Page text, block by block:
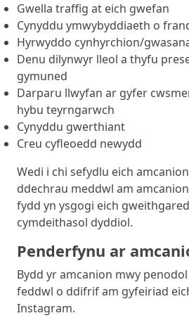
Gwella traffig at eich gwefan
Cynyddu ymwybyddiaeth o
Hyrwyddo cynhyrchion/
Denu dilynwyr lleol a thyfu
gymuned
Darparu llwyfan ar gyfer
hybu teyrngarwch
Cynyddu gwerthiant
Creu cyfleoedd newydd
Wedi i chi sefydlu eich
ddechrau meddwl am
fydd yn ysgogi eich
cymdeithasol dyddiol.
Penderfynu ar
Bydd yr amcanion mwy
feddwl o ddifrif am gyfeiriad
Instagram.